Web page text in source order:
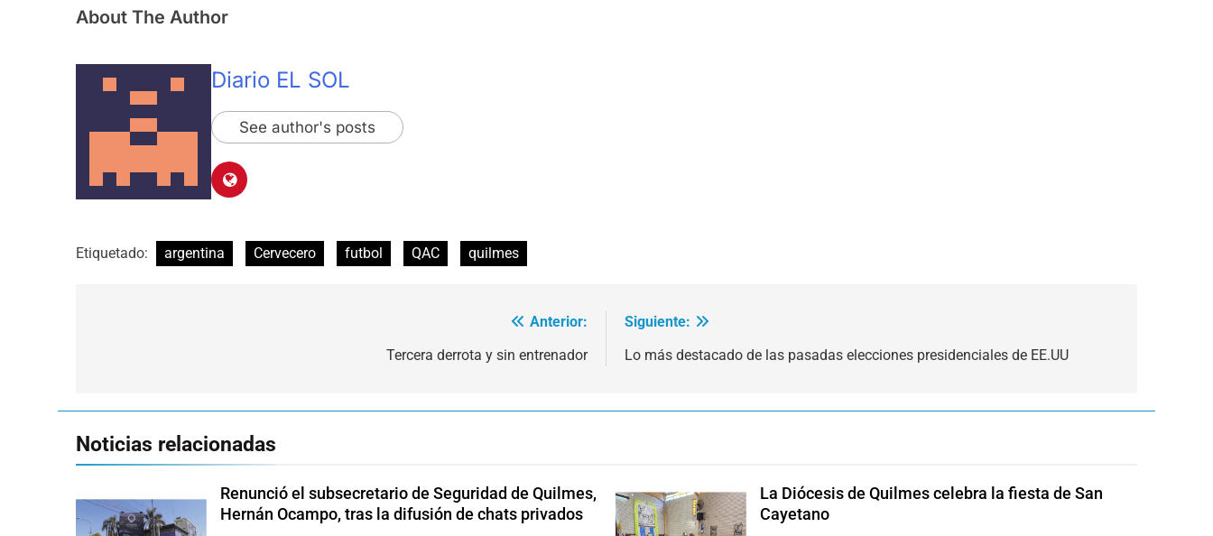
About The Author
Diario EL SOL
See author's posts
Etiquetado: argentina Cervecero futbol QAC quilmes
Anterior:
Tercera derrota y sin entrenador
Siguiente:
Lo más destacado de las pasadas elecciones presidenciales de EE.UU
Noticias relacionadas
Renunció el subsecretario de Seguridad de Quilmes,
Hernán Ocampo, tras la difusión de chats privados
La Diócesis de Quilmes celebra la fiesta de San
Cayetano